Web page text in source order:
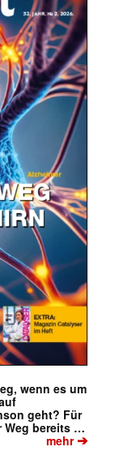
wenn es um
geht? Für
Weg bereits …
mehr➔